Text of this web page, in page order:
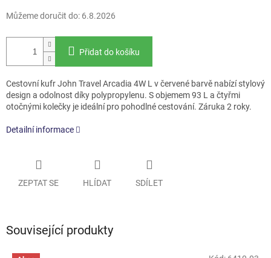
Můžeme doručit do: 6.8.2026
Přidat do košíku
Cestovní kufr John Travel Arcadia 4W L v červené barvě nabízí stylový
design a odolnost díky polypropylenu. S objemem 93 L a čtyřmi
otočnými kolečky je ideální pro pohodlné cestování. Záruka 2 roky.
Detailní informace
ZEPTAT SE HLÍDAT SDÍLET
Související produkty